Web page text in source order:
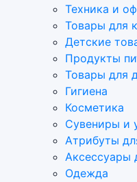
Техника и
Товары для
Детские
Продукты
Товары для
Гигиена
Косметика
Сувениры и
Атрибуты
Аксеcсуары
Одежда